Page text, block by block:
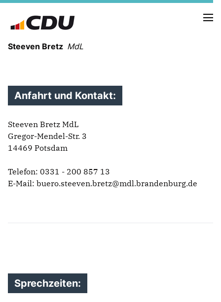
Steeven Bretz MdL
WAHLKREISBESUCHE
CDU Deutschland
CDU Fraktion im Brandenburger Landtag
CDU Brandenburg
Anfahrt und Kontakt:
Steeven Bretz MdL
Gregor-Mendel-Str. 3
14469 Potsdam
Telefon: 0331 - 200 857 13
E-Mail: buero.steeven.bretz@mdl.brandenburg.de
Sprechzeiten: